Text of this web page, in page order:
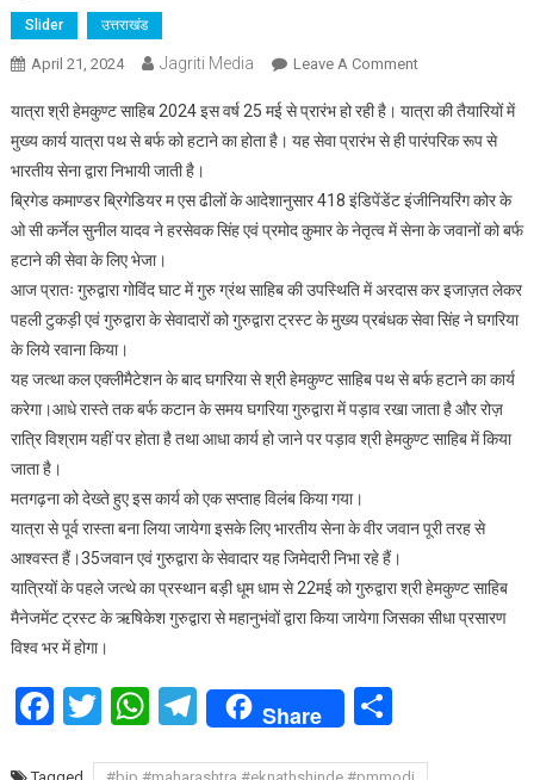
Slider उत्तराखंड
April 21, 2024 Jagriti Media Leave A CommentOn
हेमकुण्ट
साहिब
यात्रा
को
तैयारियां
शुरू
यात्रा श्री हेमकुण्ट साहिब 2024 इस वर्ष 25 मई से प्रारंभ हो रही है। यात्रा की तैयारियों में
मुख्य कार्य यात्रा पथ से बर्फ को हटाने का होता है। यह सेवा प्रारंभ से ही पारंपरिक रूप से
भारतीय सेना द्वारा निभायी जाती है।
ब्रिगेड कमाण्डर ब्रिगेडियर म एस ढीलों के आदेशानुसार 418 इंडिपेंडेंट इंजीनियरिंग कोर के
ओ सी कर्नेल सुनील यादव ने हरसेवक सिंह एवं प्रमोद कुमार के नेतृत्व में सेना के जवानों को बर्फ
हटाने की सेवा के लिए भेजा।
आज प्रातः गुरुद्वारा गोविंद घाट में गुरु ग्रंथ साहिब की उपस्थिति में अरदास कर इजाज़त लेकर
पहली टुकड़ी एवं गुरुद्वारा के सेवादारों को गुरुद्वारा ट्रस्ट के मुख्य प्रबंधक सेवा सिंह ने घगरिया
के लिये रवाना किया।
यह जत्था कल एक्लीमैटेशन के बाद घगरिया से श्री हेमकुण्ट साहिब पथ से बर्फ हटाने का कार्य
करेगा।आधे रास्ते तक बर्फ कटान के समय घगरिया गुरुद्वारा में पड़ाव रखा जाता है और रोज़
रात्रि विश्राम यहीं पर होता है तथा आधा कार्य हो जाने पर पड़ाव श्री हेमकुण्ट साहिब में किया
जाता है।
मतगढ़ना को देख्ते हुए इस कार्य को एक सप्ताह विलंब किया गया।
यात्रा से पूर्व रास्ता बना लिया जायेगा इसके लिए भारतीय सेना के वीर जवान पूरी तरह से
आश्वस्त हैं।35जवान एवं गुरुद्वारा के सेवादार यह जिमेदारी निभा रहे हैं।
यात्रियों के पहले जत्थे का प्रस्थान बड़ी धूम धाम से 22मई को गुरुद्वारा श्री हेमकुण्ट साहिब
मैनेजमेंट ट्रस्ट के ऋषिकेश गुरुद्वारा से महानुभंवों द्वारा किया जायेगा जिसका सीधा प्रसारण
विश्व भर में होगा।
Facebook
Twitter
WhatsApp
Telegram
Share Share